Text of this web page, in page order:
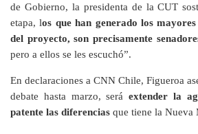
de Gobierno, la presidenta de la CUT
etapa, los que han generado los
del proyecto, son precisamente
pero a ellos se les escuchó”.
En declaraciones a CNN Chile, Figueroa
debate hasta marzo, seráextender la
patente las diferencias que tiene la Nueva